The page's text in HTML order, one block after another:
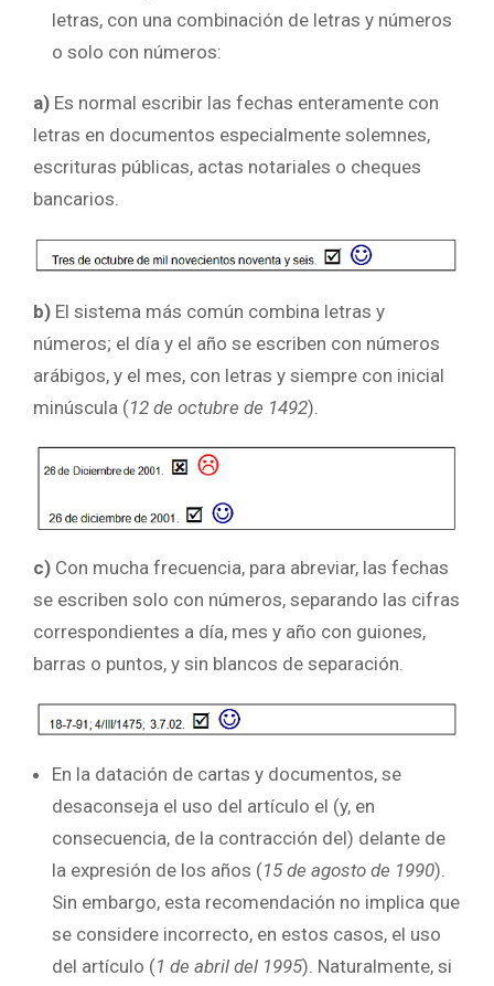
letras, con una combinación de letras y números
o solo con números:
a) Es normal escribir las fechas enteramente con
letras en documentos especialmente solemnes,
escrituras públicas, actas notariales o cheques
bancarios.
b) El sistema más común combina letras y
números; el día y el año se escriben con números
arábigos, y el mes, con letras y siempre con inicial
minúscula (12 de octubre de 1492).
c) Con mucha frecuencia, para abreviar, las fechas
se escriben solo con números, separando las cifras
correspondientes a día, mes y año con guiones,
barras o puntos, y sin blancos de separación.
En la datación de cartas y documentos, se
desaconseja el uso del artículo el (y, en
consecuencia, de la contracción del) delante de
la expresión de los años (15 de agosto de 1990).
Sin embargo, esta recomendación no implica que
se considere incorrecto, en estos casos, el uso
del artículo (1 de abril del 1995). Naturalmente, si